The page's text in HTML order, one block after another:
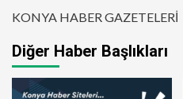
KONYA HABER GAZETELERİ
Diğer Haber Başlıkları